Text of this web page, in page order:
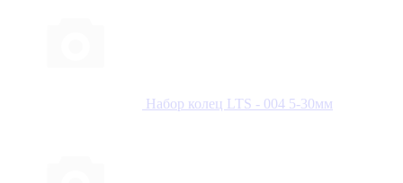
Набор колец LTS - 004 5-30мм